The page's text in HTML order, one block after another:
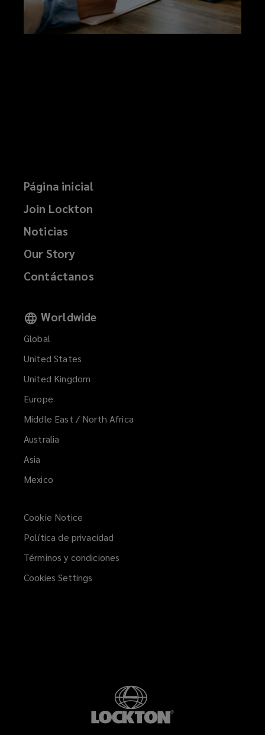
Página inicial
Join Lockton
Noticias
Our Story
Contáctanos
Worldwide
Global
United States
United Kingdom
Europe
Middle East / North Africa
Australia
Asia
Mexico
Cookie Notice
Política de privacidad
Términos y condiciones
Cookies Settings